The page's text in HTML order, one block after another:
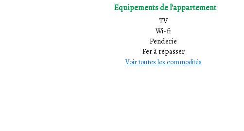
Equipements de l'appartement
TV
Wi-fi
Penderie
Fer à repasser
Voir toutes les commodités